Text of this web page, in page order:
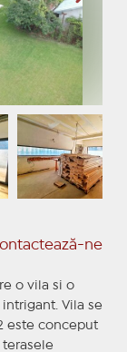
ne
o vila si o
Vila se
este conceput
terasele